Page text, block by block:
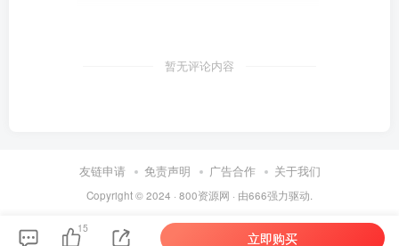
暂无评论内容
友链申请 免责声明 广告合作 关于我们
Copyright © 2024 · 800资源网 · 由666强力驱动.
15
立即购买